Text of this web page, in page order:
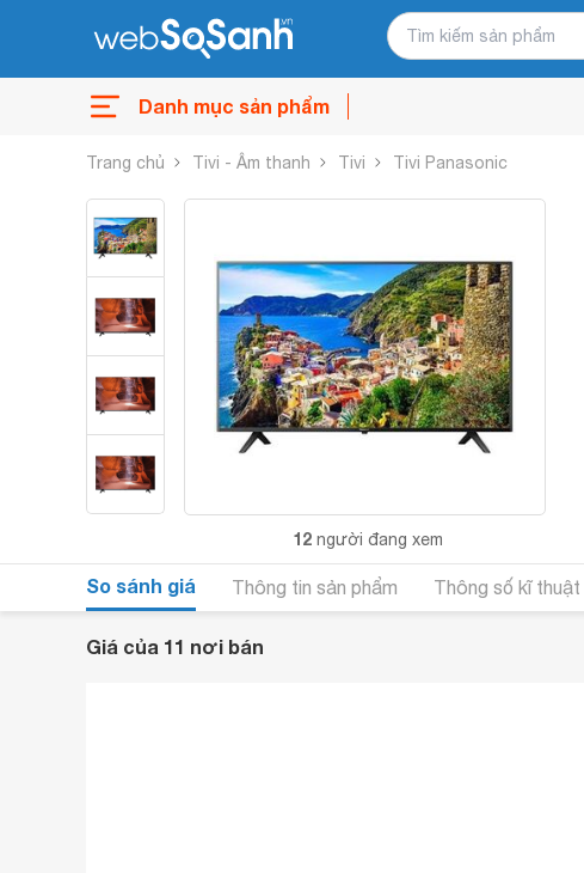
Danh mục sản phẩm
Trang chủ Tivi - Âm thanh Tivi Tivi Panasonic
12 người đang xem
So sánh giá Thông tin sản phẩm Thông số kĩ thuật
Giá của 11 nơi bán